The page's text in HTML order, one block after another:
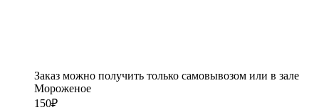
Заказ можно получить только самовывозом или в зале
Мороженое
150₽